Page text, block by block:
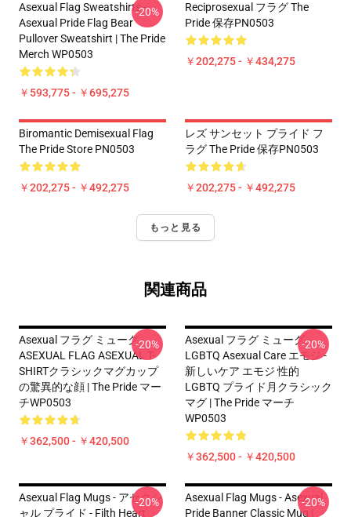
Asexual Flag Sweatshirts -
Asexual Pride Flag Bear
Pullover Sweatshirt | The Pride
Merch WP0503
￥593,775 - ￥695,275
-20%
Reciprosexual フラグ The
Pride 保存PN0503
￥202,275 - ￥434,275
Biromantic Demisexual Flag
The Pride Store PN0503
￥202,275 - ￥492,275
レズ サンセット プライド フ
ラグ The Pride 保存PN0503
￥202,275 - ￥492,275
もっと見る
関連商品
Asexual フラグ ミューグ -
ASEXUAL FLAG ASEXUAL T-
SHIRTクラシックマグカップ
の驚異的な顔 | The Pride マー
チWP0503
￥362,500 - ￥420,500
-20%
Asexual フラグ ミューグ -
LGBTQ Asexual Care エモジ -
新しいケア エモジ 性的
LGBTQ プライド月クラシック
マグ | The Pride マーチ
WP0503
￥362,500 - ￥420,500
-20%
Asexual Flag Mugs - アセクシ
ャル プライド - Filth Heart
-20%
Asexual Flag Mugs - Asexual
Pride Banner Classic Mug |
-20%